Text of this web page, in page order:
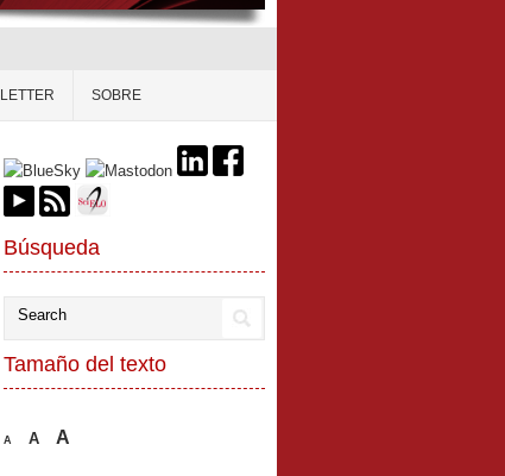
SOBRE
Búsqueda
Tamaño del texto
A A A